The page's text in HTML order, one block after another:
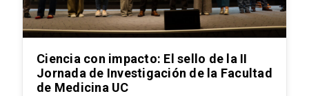
Ciencia con impacto: El sello de la II
Jornada de Investigación de la Facultad
de Medicina UC